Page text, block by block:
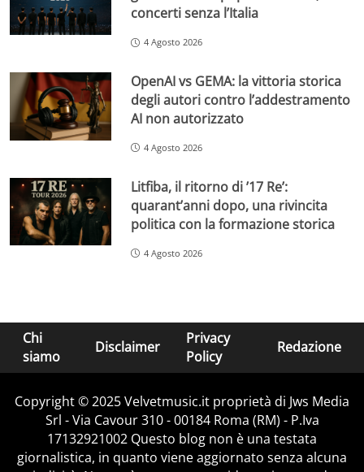
concerti senza l’Italia
4 Agosto 2026
OpenAI vs GEMA: la vittoria storica
degli autori contro l’addestramento
AI non autorizzato
4 Agosto 2026
Litfiba, il ritorno di ’17 Re’:
quarant’anni dopo, una rivincita
politica con la formazione storica
4 Agosto 2026
Chi
siamo
Disclaimer
Privacy
Policy
Redazione
Copyright © 2025 Velvetmusic.it proprietà di Jws Media
Srl - Via Cavour 310 - 00184 Roma (RM) - P.Iva
17132921002 Questo blog non è una testata
giornalistica, in quanto viene aggiornato senza alcuna